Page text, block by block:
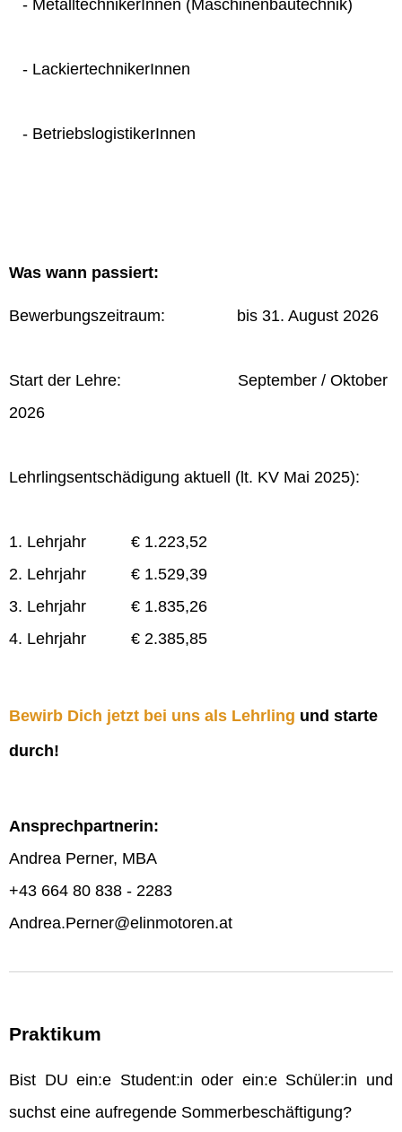
- MetalltechnikerInnen (Maschinenbautechnik)
- LackiertechnikerInnen
- BetriebslogistikerInnen
Was wann passiert:
Bewerbungszeitraum: bis 31. August 2026
Start der Lehre: September / Oktober
2026
Lehrlingsentschädigung aktuell (lt. KV Mai 2025):
1. Lehrjahr € 1.223,52
2. Lehrjahr € 1.529,39
3. Lehrjahr € 1.835,26
4. Lehrjahr € 2.385,85
Bewirb Dich jetzt bei uns als Lehrling und starte
durch!
Ansprechpartnerin:
Andrea Perner, MBA
+43 664 80 838 - 2283
Andrea.Perner@elinmotoren.at
Praktikum
Bist DU ein:e Student:in oder ein:e Schüler:in und
suchst eine aufregende Sommerbeschäftigung?